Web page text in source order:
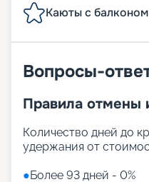
Каюты с балконом
Вопросы-
Правила отмены
Количество дней до
удержания от
●Более 93 дней - 0%